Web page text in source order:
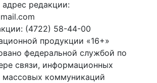
редакции:
(4722) 58-44-00
продукции «16+»
федеральной службой по
связи, информационных
массовых коммуникаций